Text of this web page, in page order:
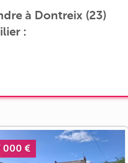
à Dontreix (23)
:
000 €